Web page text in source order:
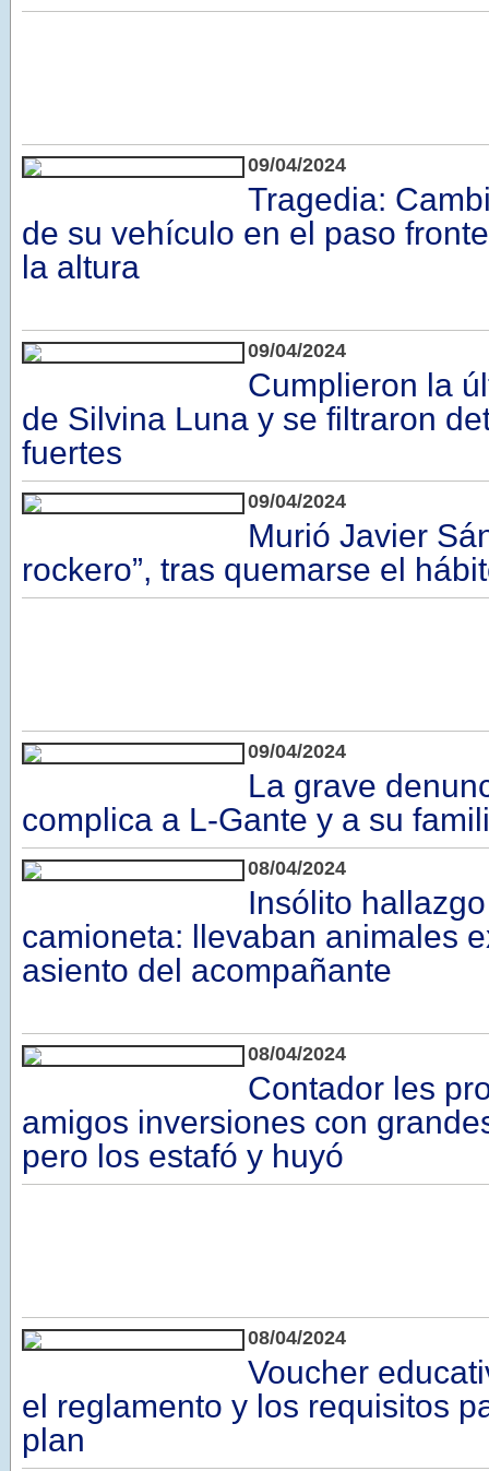
09/04/2024
Tragedia:
de su vehículo en el paso
la altura
09/04/2024
Cumplieron la
de Silvina Luna y se filtraron
fuertes
09/04/2024
Murió Javier
rockero”, tras quemarse el
09/04/2024
La grave
complica a L-Gante y a su
08/04/2024
Insólito
camioneta: llevaban animales
asiento del acompañante
08/04/2024
Contador les
amigos inversiones con
pero los estafó y huyó
08/04/2024
Voucher
el reglamento y los requisitos
plan